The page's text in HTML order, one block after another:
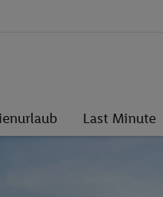
Last Minute